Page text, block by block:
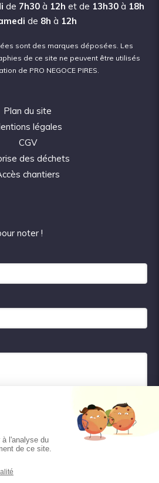
de 7h30 à 12h et de 13h30 à 18h
de 8h à 12h
sont des marques déposées. Les
de ce site ne peuvent être utilisés
de PRO NEGOCE PIRES.
Plan du site
légales
CGV
des déchets
chantiers
noter !
Valider